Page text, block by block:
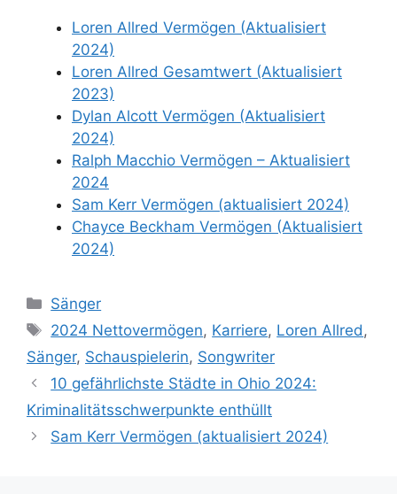
Loren Allred Vermögen (Aktualisiert
2024)
Loren Allred Gesamtwert (Aktualisiert
2023)
Dylan Alcott Vermögen (Aktualisiert
2024)
Ralph Macchio Vermögen – Aktualisiert
2024
Sam Kerr Vermögen (aktualisiert 2024)
Chayce Beckham Vermögen (Aktualisiert
2024)
Categories
Sänger
Tags
2024 Nettovermögen, Karriere, Loren Allred ,
Sänger, Schauspielerin, Songwriter
10 gefährlichste Städte in Ohio 2024:
Kriminalitätsschwerpunkte enthüllt
Sam Kerr Vermögen (aktualisiert 2024)